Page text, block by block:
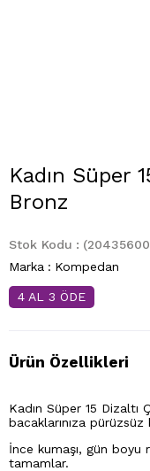
Kadın Süper
Bronz
Stok Kodu
Marka : Kompedan
4 AL 3 ÖDE
Ürün Özellikleri
Kadın Süper 15 Dizaltı
bacaklarınıza pürüzsüz
İnce kumaşı, gün boyu
tamamlar.